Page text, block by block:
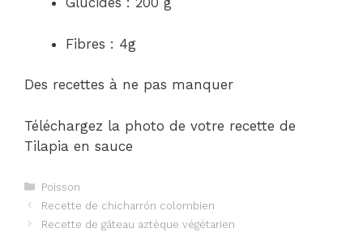
Fibres : 4g
Des recettes à ne pas manquer
Téléchargez la photo de votre recette de
Tilapia en sauce
Catégories
Poisson
Navigation
des
Recette de chicharrón colombien
Recette de gâteau aztèque végétarien